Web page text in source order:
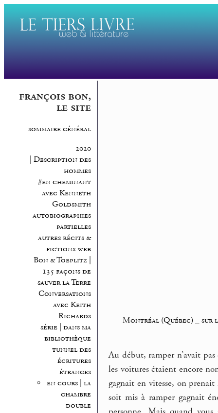
françois bon,
le site
sommaire général
2020
| Description des
hommes
#en cheminant
avec Kenneth
Goldsmith
autobiographies
partielles
autres récits &
fictions web
Bon & Toeplitz |
135 façons de
sauver la Terre
Conversations
avec Keith
Richards
série | dans ma
bibliothèque
tunnel des
écritures
étranges
en cours | la
chambre
double
Montréal (Québec) sur
Au début, ramper n’avait
les voitures étaient encore
gagnait en vitesse, on prenait
soit mis à ramper gagnait